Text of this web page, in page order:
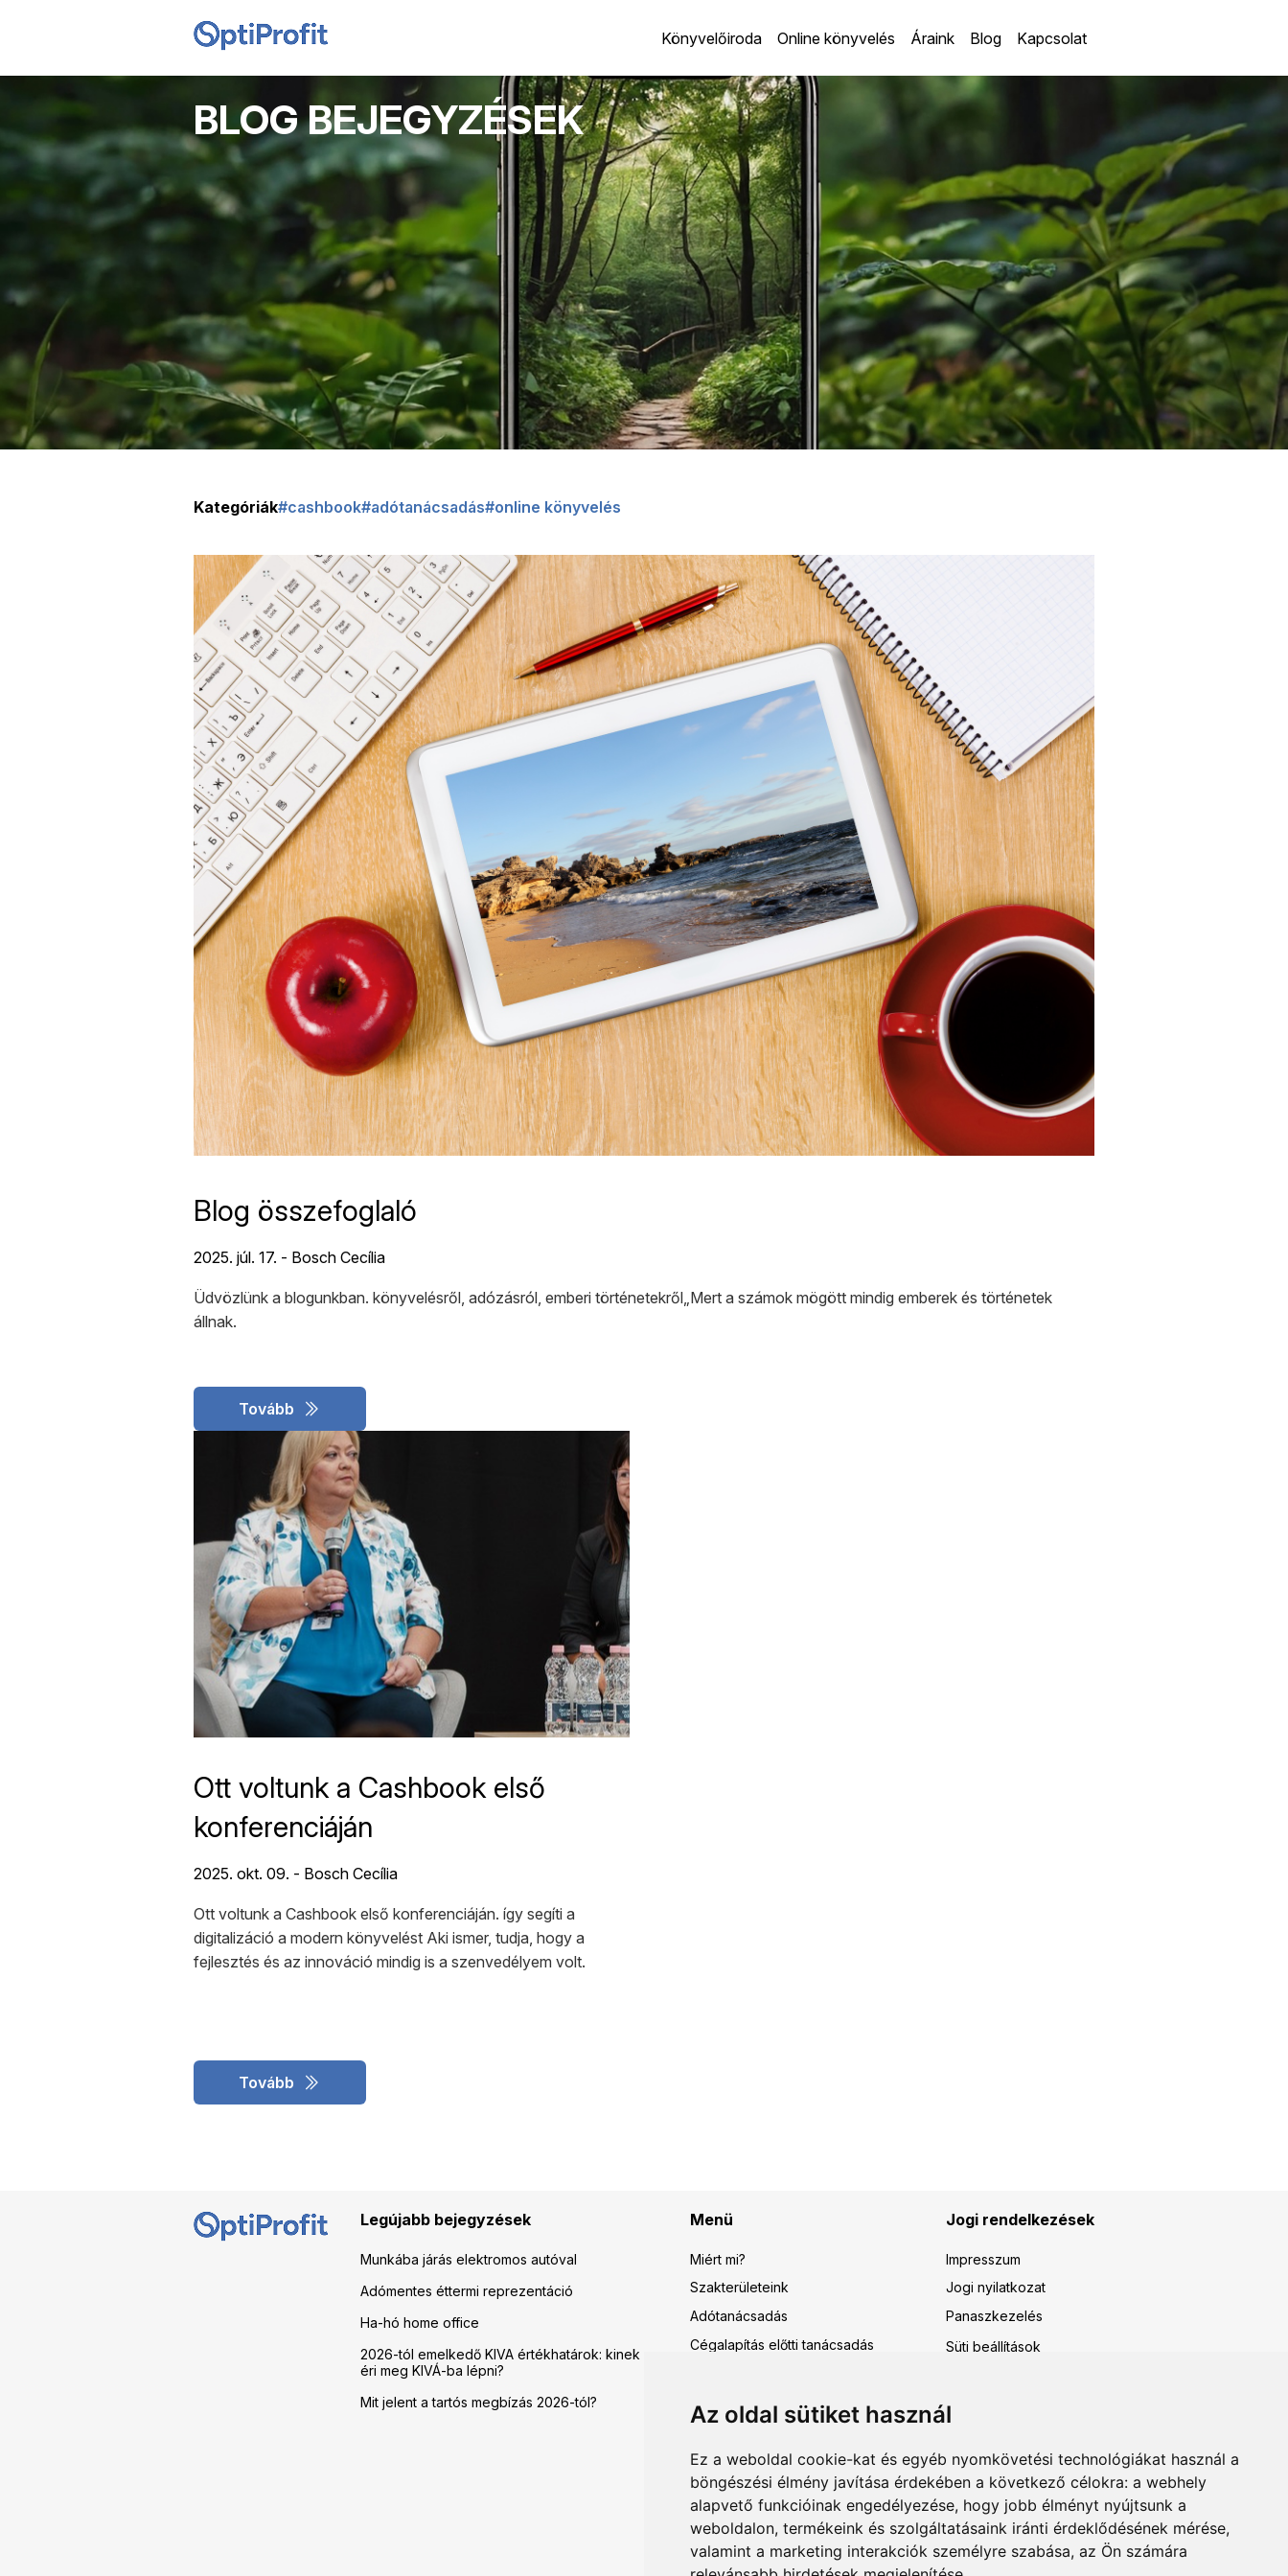
Az oldal sütiket használ
Ez a weboldal cookie-kat és egyéb nyomkövetési technológiákat használ a
böngészési élmény javítása érdekében a következő célokra: a webhely
alapvető funkcióinak engedélyezése, hogy jobb élményt nyújtsunk a
weboldalon, termékeink és szolgáltatásaink iránti érdeklődésének mérése,
valamint a marketing interakciók személyre szabása, az Ön számára
Könyvelőiroda Online könyvelés Áraink Blog Kapcsolat
BLOG BEJEGYZÉSEK
Kategóriák#cashbook#adótanácsadás#online könyvelés
Blog összefoglaló
2025. júl. 17. - Bosch Cecília
Üdvözlünk a blogunkban. könyvelésről, adózásról, emberi történetekről„Mert a számok mögött mindig emberek és történetek
állnak.
Tovább
Ott voltunk a Cashbook első
konferenciáján
2025. okt. 09. - Bosch Cecília
Ott voltunk a Cashbook első konferenciáján. így segíti a
digitalizáció a modern könyvelést Aki ismer, tudja, hogy a
fejlesztés és az innováció mindig is a szenvedélyem volt.
Tovább
Legújabb bejegyzések
Munkába járás elektromos autóval
Adómentes éttermi reprezentáció
Ha-hó home office
2026-tól emelkedő KIVA értékhatárok: kinek
éri meg KIVÁ-ba lépni?
Mit jelent a tartós megbízás 2026-tól?
Menü
Miért mi?
Szakterületeink
Adótanácsadás
Cégalapítás előtti tanácsadás
Így könyvelünk mi
Cashbook
Árak – cégalapítás előtti tanácsadás
Árak – könyvelés, bérszámfejtés
Miért ennyi?
Jogi rendelkezések
Impresszum
Jogi nyilatkozat
Panaszkezelés
Süti beállítások